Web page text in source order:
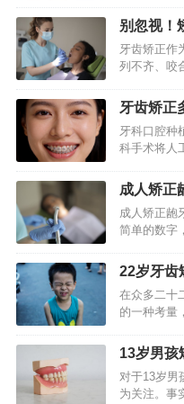
既不可以对
以对正常的
别忽视！
方法
牙齿矫正作
列不齐、咬
症。需明确
反应，多数
牙齿矫正
南（2026
牙科口腔种
科手术将人
较于传统镶
不损伤邻牙
成人矫正
解析
成人矫正龅
简单的数字
理解围绕着
你做出更
22岁牙齿
在众多二十
的一种考量
行正畸在技
让牙齿排
13岁男孩
过
对于13岁男
为关注。事